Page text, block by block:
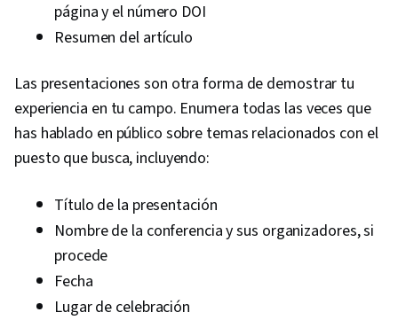
página y el número DOI
Resumen del artículo
Las presentaciones son otra forma de demostrar tu
experiencia en tu campo. Enumera todas las veces que
has hablado en público sobre temas relacionados con el
puesto que busca, incluyendo:
Título de la presentación
Nombre de la conferencia y sus organizadores, si
procede
Fecha
Lugar de celebración